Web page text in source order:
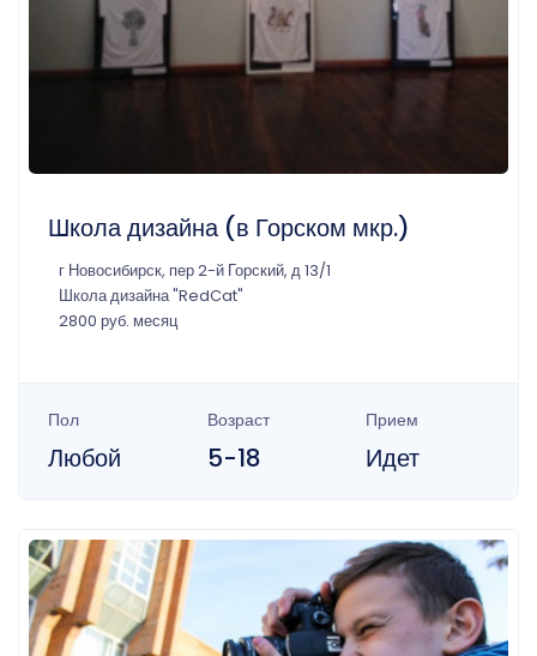
Школа дизайна (в Горском мкр.)
г Новосибирск, пер 2-й Горский, д 13/1
Школа дизайна "RedCat"
2800 руб. месяц
Пол
Любой
Возраст
5-18
Прием
Идет